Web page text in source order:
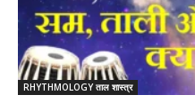
RHYTHMOLOGY ताल शास्त्र